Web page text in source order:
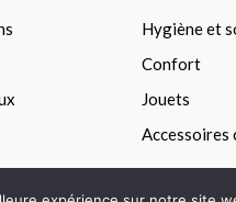
Hygiène et
Confort
Jouets
Accessoires